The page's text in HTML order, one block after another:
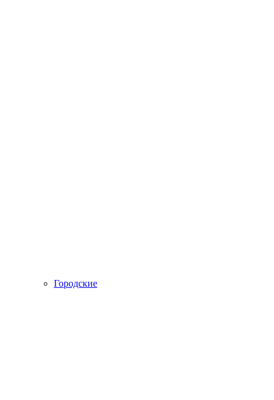
Городские